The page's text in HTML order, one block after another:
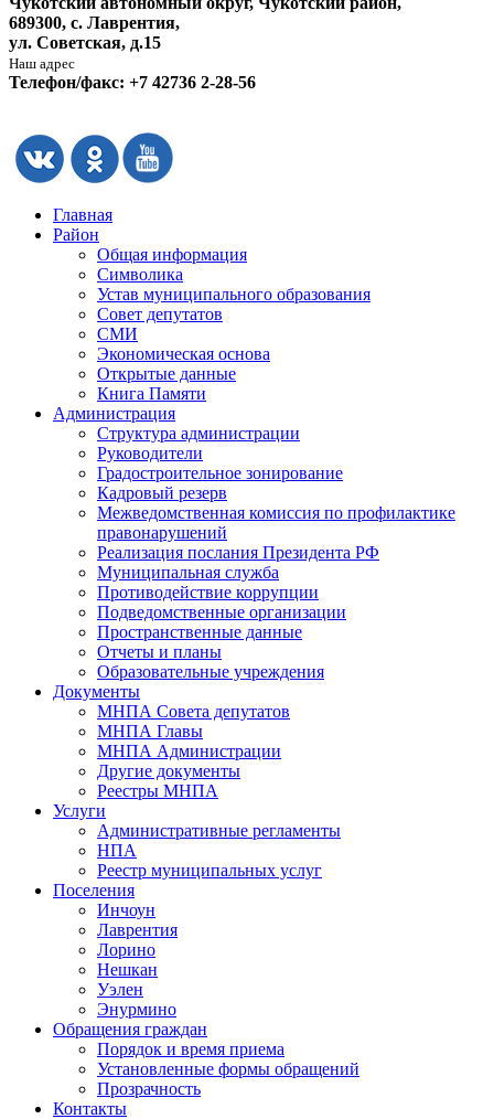
689300, с. Лаврентия,
ул. Советская, д.15
Наш адрес
Телефон/факс: +7 42736 2-28-56
Главная
Район
Общая информация
Символика
Устав муниципального образования
Совет депутатов
СМИ
Экономическая основа
Открытые данные
Книга Памяти
Администрация
Структура администрации
Руководители
Градостроительное зонирование
Кадровый резерв
Межведомственная комиссия по профилактике
правонарушений
Реализация послания Президента РФ
Муниципальная служба
Противодействие коррупции
Подведомственные организации
Пространственные данные
Отчеты и планы
Образовательные учреждения
Документы
МНПА Совета депутатов
МНПА Главы
МНПА Администрации
Другие документы
Реестры МНПА
Услуги
Административные регламенты
НПА
Реестр муниципальных услуг
Поселения
Инчоун
Лаврентия
Лорино
Нешкан
Уэлен
Энурмино
Обращения граждан
Порядок и время приема
Установленные формы обращений
Прозрачность
Контакты